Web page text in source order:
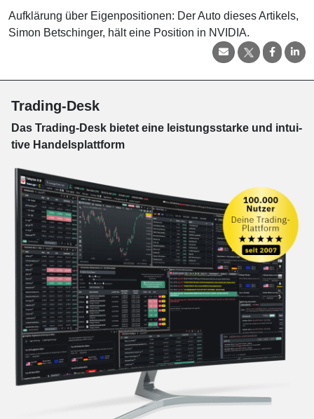
Aufklärung über Eigenpositionen: Der Auto dieses Artikels,
Simon Betschinger, hält eine Position in NVIDIA.
Trading-Desk
Das Trading-Desk bie­tet eine leis­tungs­star­ke und in­tui­
tive Han­dels­platt­form